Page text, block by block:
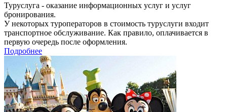
Туруслуга - оказание информационных услуг и услуг
бронирования.
У некоторых туроператоров в стоимость туруслуги входит
транспортное обслуживание. Как правило, оплачивается в
первую очередь после оформления.
Подробнее